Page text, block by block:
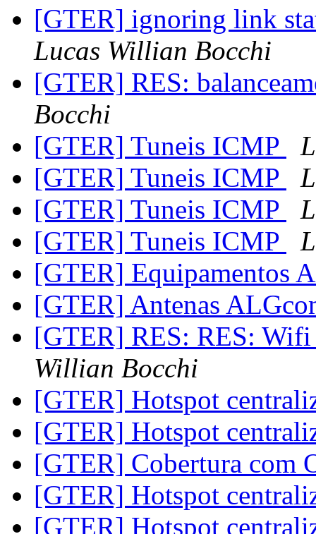
[GTER] ignoring link
Lucas Willian Bocchi
[GTER] RES:
Bocchi
[GTER] Tuneis ICMP
[GTER] Tuneis ICMP
[GTER] Tuneis ICMP
[GTER] Tuneis ICMP
[GTER] Equipamentos
[GTER] Antenas
[GTER] RES: RES:
Willian Bocchi
[GTER] Hotspot
[GTER] Hotspot
[GTER] Cobertura com
[GTER] Hotspot
[GTER] Hotspot